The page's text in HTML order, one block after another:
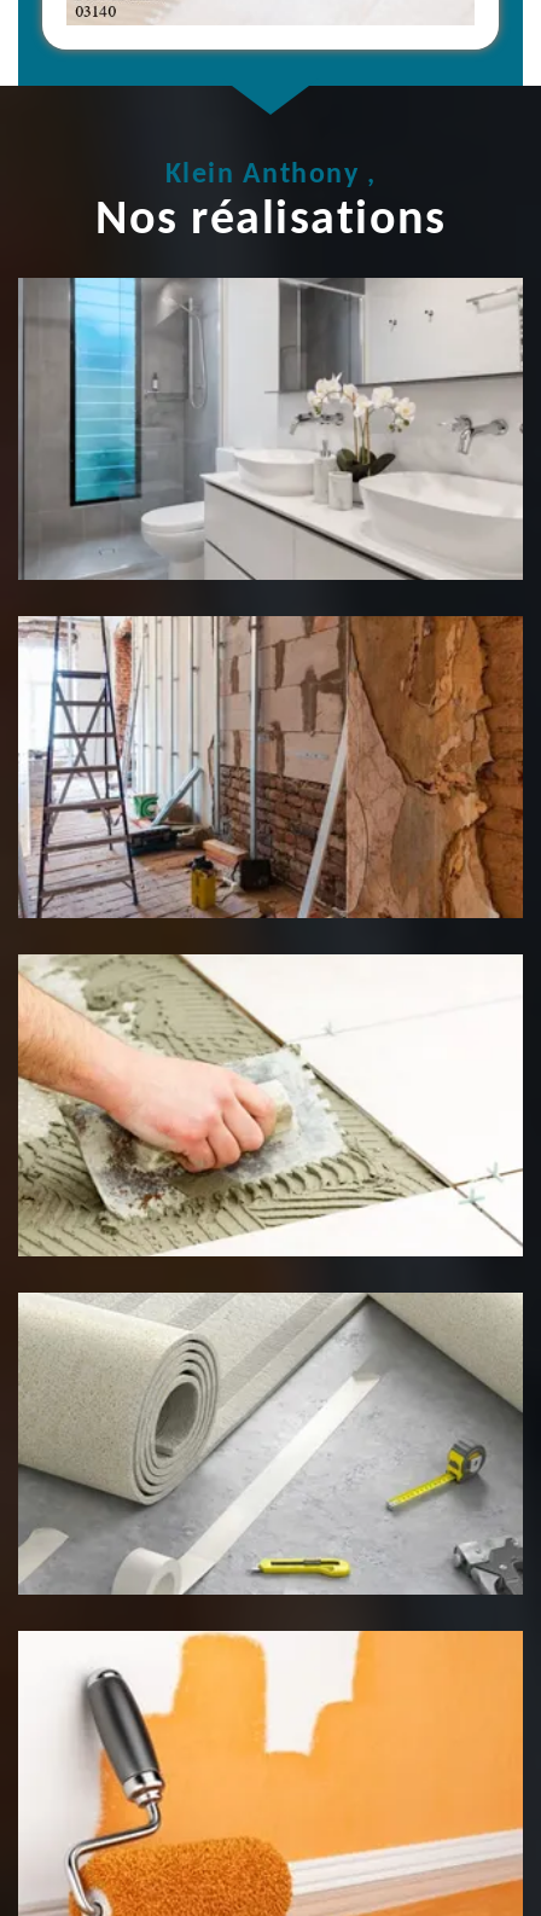
Klein Anthony ,
Nos réalisations
Rénovation salle de bain
Rénovation interieure
Pose de carrelage
Pose de moquette
Peinture intérieur